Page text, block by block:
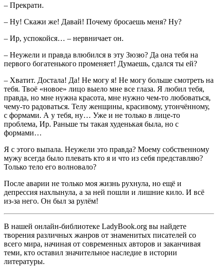
– Прекрати.
– Ну! Скажи же! Давай! Почему бросаешь меня? Ну?
– Ир, успокойся… – нервничает он.
– Неужели и правда влюбился в эту Зюзю? Да она тебя на
первого богатенького променяет! Думаешь, сдался ты ей?
– Хватит. Достала! Да! Не могу я! Не могу больше смотреть на
тебя. Твоё «новое» лицо выело мне все глаза. Я любил тебя,
правда, но мне нужна красота, мне нужно чем-то любоваться,
чему-то радоваться. Телу женщины, красивому, утончённому,
с формами. А у тебя, ну… Уже и не только в лице-то
проблема, Ир. Раньше ты такая худенькая была, но с
формами…
Я с этого выпала. Неужели это правда? Моему собственному
мужу всегда было плевать кто я и что из себя представляю?
Только тело его волновало?
После аварии не только моя жизнь рухнула, но ещё и
депрессия нахлынула, а за ней пошли и лишние кило. И всё
из-за него. Он был за рулём!
В нашей онлайн-библиотеке LadyBook.org вы найдете
творения различных жанров от знаменитых писателей со
всего мира, начиная от современных авторов и заканчивая
теми, кто оставил значительное наследие в истории
литературы.